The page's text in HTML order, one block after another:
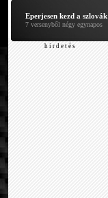
Eperjesen kezd a
7 versenyből négy egynapos
h i r d e t é s